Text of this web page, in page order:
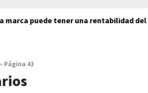
puede tener una rentabilidad del
» Página 43